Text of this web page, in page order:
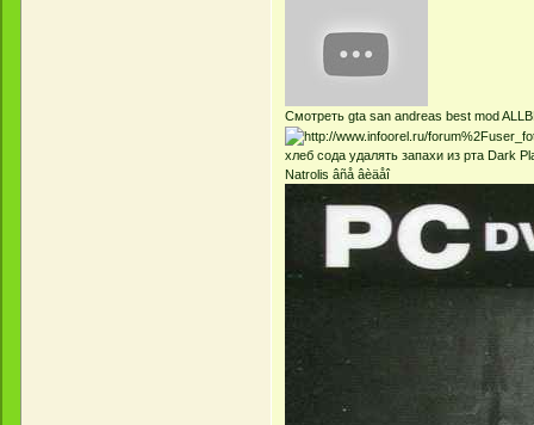
Смотреть gta san andreas best mod
хлеб сода удалять запахи из рта Dark
Natrolis âñå âèäåî